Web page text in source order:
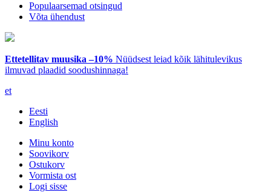
Populaarsemad otsingud
Võta ühendust
Ettetellitav muusika –10% Nüüdsest leiad kõik lähitulevikus
ilmuvad plaadid soodushinnaga!
et
Eesti
English
Minu konto
Soovikorv
Ostukorv
Vormista ost
Logi sisse